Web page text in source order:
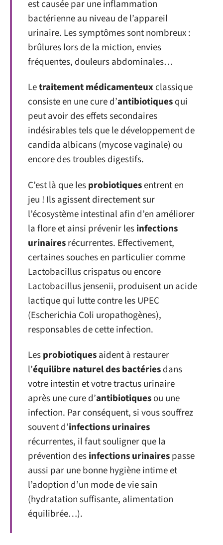
est causée par une inflammation
bactérienne au niveau de l’appareil
urinaire. Les symptômes sont nombreux :
brûlures lors de la miction, envies
fréquentes, douleurs abdominales…
Letraitement médicamenteuxclassique
consiste en une cure d’antibiotiquesqui
peut avoir des effets secondaires
indésirables tels que le développement de
candida albicans (mycose vaginale) ou
encore des troubles digestifs.
C’est là que lesprobiotiquesentrent en
jeu ! Ils agissent directement sur
l’écosystème intestinal afin d’en améliorer
la flore et ainsi prévenir lesinfections
urinairesrécurrentes. Effectivement,
certaines souches en particulier comme
Lactobacillus crispatus ou encore
Lactobacillus jensenii, produisent un acide
lactique qui lutte contre les UPEC
(Escherichia Coli uropathogènes),
responsables de cette infection.
Lesprobiotiquesaident à restaurer
l’équilibre naturel des bactériesdans
votre intestin et votre tractus urinaire
après une cure d’antibiotiquesou une
infection. Par conséquent, si vous souffrez
souvent d’infections urinaires
récurrentes, il faut souligner que la
prévention desinfections urinairespasse
aussi par une bonne hygiène intime et
l’adoption d’un mode de vie sain
(hydratation suffisante, alimentation
équilibrée…).